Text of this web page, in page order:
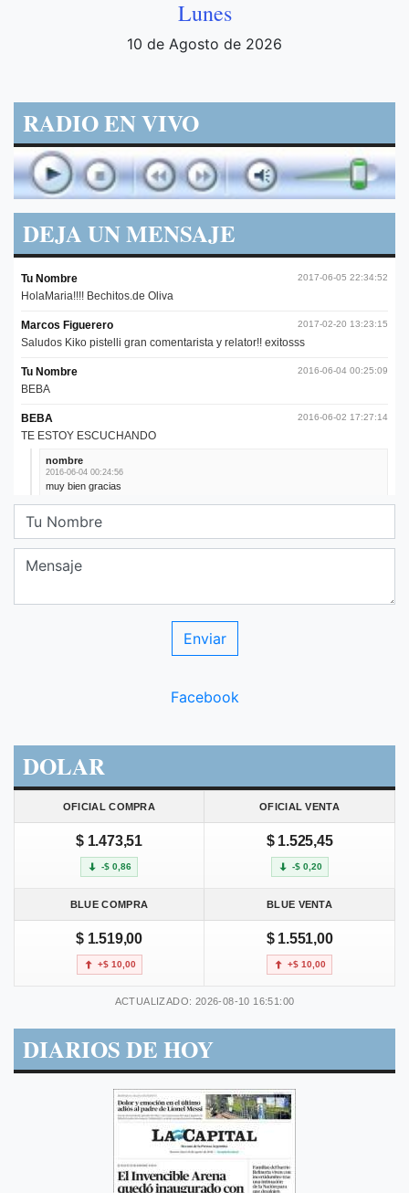
Lunes
10 de Agosto de 2026
RADIO EN VIVO
DEJA UN MENSAJE
Facebook
DOLAR
OFICIAL COMPRA OFICIAL VENTA
$ 1.473,51
-$ 0,86
$ 1.525,45
-$ 0,20
BLUE COMPRA BLUE VENTA
$ 1.519,00
+$ 10,00
$ 1.551,00
+$ 10,00
ACTUALIZADO: 2026-08-10 16:51:00
DIARIOS DE HOY